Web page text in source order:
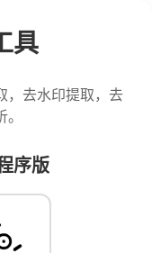
具
，去水印提取，去
序版